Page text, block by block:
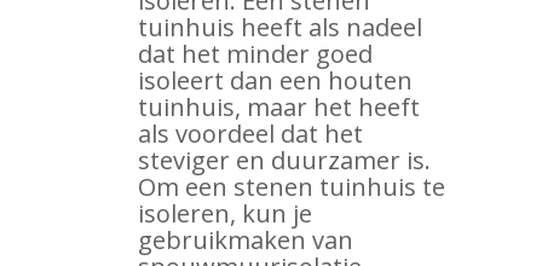
tuinhuis heeft als nadeel
dat het minder goed
isoleert dan een houten
tuinhuis, maar het heeft
als voordeel dat het
steviger en duurzamer is.
Om een stenen tuinhuis te
isoleren, kun je
gebruikmaken van